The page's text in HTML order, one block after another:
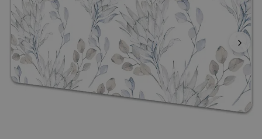
‹ ›